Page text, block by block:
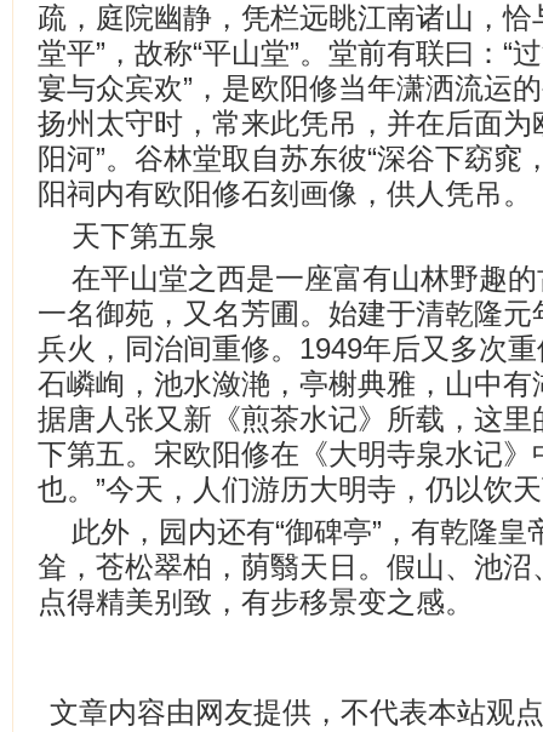
疏，庭院幽静，凭栏远眺江南诸山，恰
堂平”，故称“平山堂”。堂前有联曰：“
宴与众宾欢”，是欧阳修当年潇洒流运
扬州太守时，常来此凭吊，并在后面为
阳河”。谷林堂取自苏东彼“深谷下窈窕
阳祠内有欧阳修石刻画像，供人凭吊。
天下第五泉
在平山堂之西是一座富有山林野趣
一名御苑，又名芳圃。始建于清乾隆
兵火，同治间重修。1949年后又多次
石嶙峋，池水潋滟，亭榭典雅，山中
据唐人张又新《煎茶水记》所载，这
下第五。宋欧阳修在《大明寺泉水记》
也。”今天，人们游历大明寺，仍以饮
此外，园内还有“御碑亭”，有乾隆
耸，苍松翠柏，荫翳天日。假山、池
点得精美别致，有步移景变之感。
文章内容由网友提供，不代表本站观点